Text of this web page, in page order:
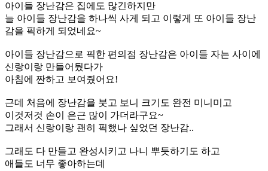
아이들 장난감은 집에도 많긴하지만
늘 아이들 장난감을 하나씩 사게 되고 이렇게 또 아이들 장난
감을 픽하게 되었네요~
아이들 장난감으로 픽한 편의점 장난감은 아이들 자는 사이에
신랑이랑 만들어뒀다가
아침에 짠하고 보여줬어요!
근데 처음에 장난감을 붓고 보니 크기도 완전 미니미고
이것저것 손이 은근 많이 가더라구요~
그래서 신랑이랑 괜히 픽했나 싶었던 장난감..
그래도 다 만들고 완성시키고 나니 뿌듯하기도 하고
애들도 너무 좋아하는데